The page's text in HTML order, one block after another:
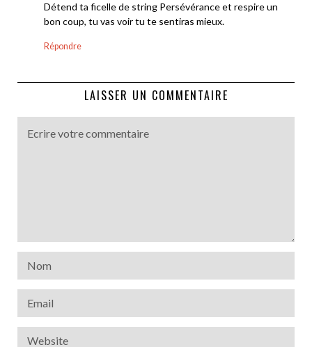
Détend ta ficelle de string Persévérance et respire un
bon coup, tu vas voir tu te sentiras mieux.
Répondre
LAISSER UN COMMENTAIRE